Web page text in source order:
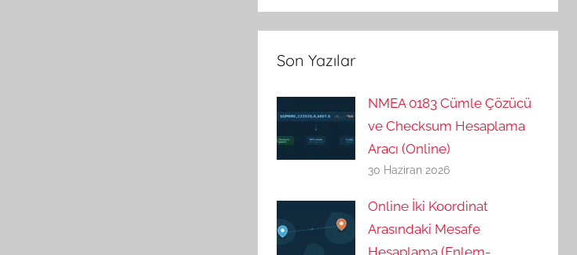
Son Yazılar
NMEA 0183 Cümle Çözücü
ve Checksum Hesaplama
Aracı (Online)
30 Haziran 2026
Online İki Koordinat
Arasındaki Mesafe